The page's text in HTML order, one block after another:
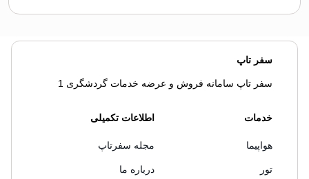
سفر تاپ
سفر تاپ سامانه فروش و عرضه خدمات گردشگری 1
خدمات
هواپیما
تور
اطلاعات تکمیلی
مجله سفرتاپ
درباره ما